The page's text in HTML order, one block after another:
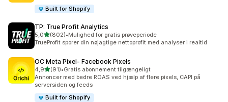
Built for Shopify
TP: True Profit Analytics
5,0ud af 5 stjerner
(802)
802 anmeldelser i alt
•Mulighed for gratis prøveperiode
TrueProfit sporer din nøjagtige nettoprofit med analyser i realtid
OC Meta Pixel‑ Facebook Pixels
4,9ud af 5 stjerner
(91)
91 anmeldelser i alt
•Gratis abonnement tilgængeligt
Annoncer med bedre ROAS ved hjælp af flere pixels, CAPI på
serversiden og feeds
Built for Shopify